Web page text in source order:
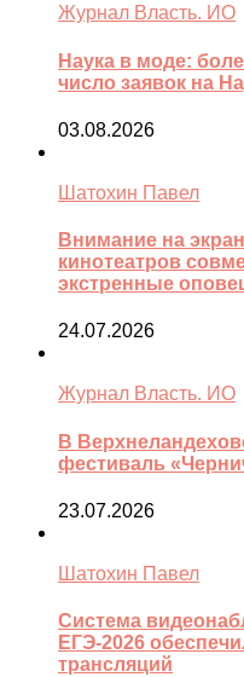
Журнал Власть. ИО
Наука в моде:
число заявок на
03.08.2026
Шатохин Павел
Внимание на
кинотеатров
экстренные
24.07.2026
Журнал Власть. ИО
В
фестиваль
23.07.2026
Шатохин Павел
Система
ЕГЭ-2026
трансляций